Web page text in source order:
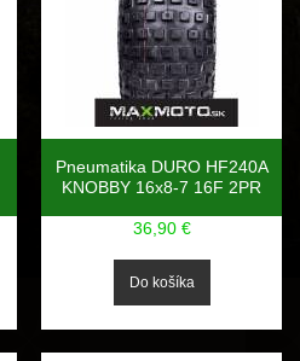
Pneumatika DURO HF240A
KNOBBY 16x8-7 16F 2PR
36,90 €